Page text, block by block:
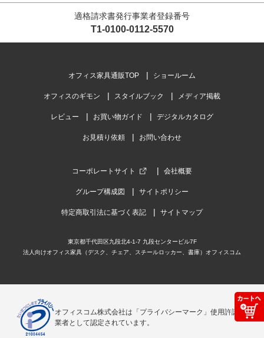
適格請求書発行事業者登録番号
T1-0100-0112-5570
オフィス家具通販TOP ショールーム
オフィスのギモン スタイルブック メディア掲載
レビュー お買い物ガイド デジタルカタログ
お見積り依頼 お問い合わせ
コーポレートサイト 会社概要
グループ構成図 サイトポリシー
特定商取引法に基づく表記 サイトマップ
東京都千代田区九段北4-1-7 九段センタービル7F
法人向けオフィス家具（デスク、チェア、スチールロッカー、書庫）オフィスコム
オフィスコム株式会社は「プライバシーマーク」使用許諾事
業者として認定されています。